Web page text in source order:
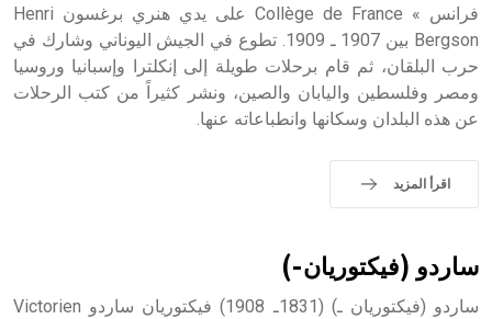
فرانس » Collège de France على يدي هنري برغسون Henri
Bergson بين 1907 ـ 1909. تطوع في الجيش اليوناني وشارك في
حرب البلقان، ثم قام برحلات طويلة إلى إنكلترا وإسبانيا وروسيا
ومصر وفلسطين واليابان والصين، ونشر كثيراً من كتب الرحلات
عن هذه البلدان وسكانها وانطباعاته عنها.
اقرأ المزيد
ساردو (فيكتوريان-)
ساردو (فيكتوريان ـ) (1831ـ 1908) فيكتوريان ساردو Victorien